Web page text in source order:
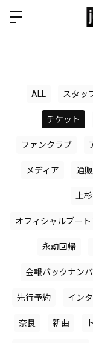
ALL スタッ
チケット
ファンクラブ
メディア 通販
上
オフィシャルブート
永劫回帰
会報バックナン
先行予約 イン
奈良 新曲